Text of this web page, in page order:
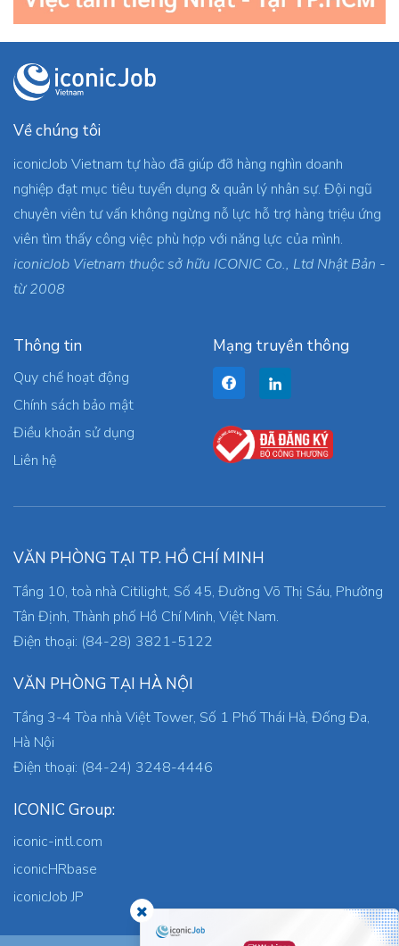
Về chúng tôi
iconicJob Vietnam tự hào đã giúp đỡ hàng nghìn doanh
nghiệp đạt mục tiêu tuyển dụng & quản lý nhân sự. Đội ngũ
chuyên viên tư vấn không ngừng nỗ lực hỗ trợ hàng triệu ứng
viên tìm thấy công việc phù hợp với năng lực của mình.
iconicJob Vietnam thuộc sở hữu ICONIC Co., Ltd Nhật Bản -
từ 2008
Thông tin
Quy chế hoạt động
Chính sách bảo mật
Điều khoản sử dụng
Liên hệ
Mạng truyền thông
VĂN PHÒNG TẠI TP. HỒ CHÍ MINH
Tầng 10, toà nhà Citilight, Số 45, Đường Võ Thị Sáu, Phường
Tân Định, Thành phố Hồ Chí Minh, Việt Nam.
Điện thoại: (84-28) 3821-5122
VĂN PHÒNG TẠI HÀ NỘI
Tầng 3-4 Tòa nhà Việt Tower, Số 1 Phố Thái Hà, Đống Đa,
Hà Nội
Điện thoại: (84-24) 3248-4446
ICONIC Group:
iconic-intl.com
iconicHRbase
iconicJob JP